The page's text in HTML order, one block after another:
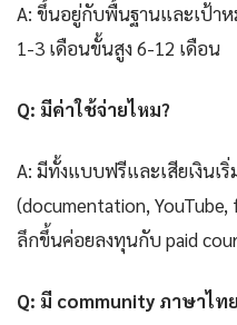
A: ขึ้นอยู่กับพื้นฐานและเป้า
1-3 เดือนขั้นสูง 6-12 เดือน
Q: มีค่าใช้จ่ายไหม?
A: มีทั้งแบบฟรีและเสียเงินเ
(documentation, YouTube,
ลึกขึ้นค่อยลงทุนกับ paid
Q: มี community ภาษาไท